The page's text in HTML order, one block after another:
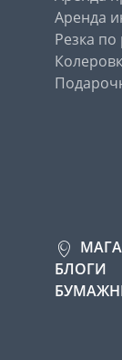
Аренда
Резка
БЛОГИ